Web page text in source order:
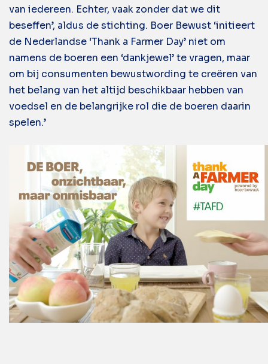
van iedereen. Echter, vaak zonder dat we dit
beseffen’, aldus de stichting. Boer Bewust ‘initieert
de Nederlandse ‘Thank a Farmer Day’ niet om
namens de boeren een ‘dankjewel’ te vragen, maar
om bij consumenten bewustwording te creëren van
het belang van het altijd beschikbaar hebben van
voedsel en de belangrijke rol die de boeren daarin
spelen.’